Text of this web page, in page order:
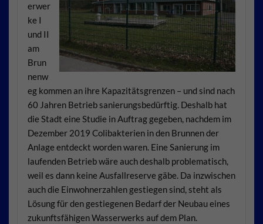
erwer
ke I
und II
am
Brun
nenw
eg kommen an ihre Kapazitätsgrenzen – und sind nach
60 Jahren Betrieb sanierungsbedürftig. Deshalb hat
die Stadt eine Studie in Auftrag gegeben, nachdem im
Dezember 2019 Colibakterien in den Brunnen der
Anlage entdeckt worden waren. Eine Sanierung im
laufenden Betrieb wäre auch deshalb problematisch,
weil es dann keine Ausfallreserve gäbe. Da inzwischen
auch die Einwohnerzahlen gestiegen sind, steht als
Lösung für den gestiegenen Bedarf der Neubau eines
zukunftsfähigen Wasserwerks auf dem Plan.